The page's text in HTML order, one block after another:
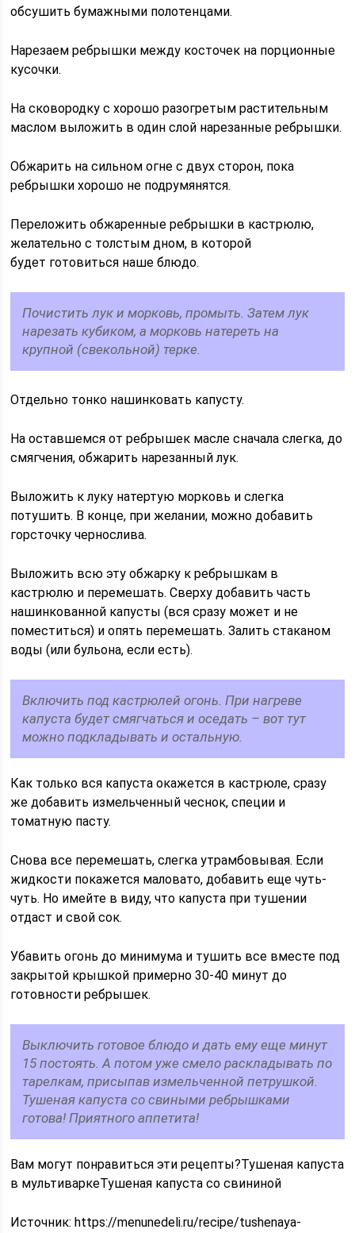
обсушить бумажными полотенцами.
Нарезаем ребрышки между косточек на порционные
кусочки.
На сковородку с хорошо разогретым растительным
маслом выложить в один слой нарезанные ребрышки.
Обжарить на сильном огне с двух сторон, пока
ребрышки хорошо не подрумянятся.
Переложить обжаренные ребрышки в кастрюлю,
желательно с толстым дном, в которой
будет готовиться наше блюдо.
Почистить лук и морковь, промыть. Затем лук
нарезать кубиком, а морковь натереть на
крупной (свекольной) терке.
Отдельно тонко нашинковать капусту.
На оставшемся от ребрышек масле сначала слегка, до
смягчения, обжарить нарезанный лук.
Выложить к луку натертую морковь и слегка
потушить. В конце, при желании, можно добавить
горсточку чернослива.
Выложить всю эту обжарку к ребрышкам в
кастрюлю и перемешать. Сверху добавить часть
нашинкованной капусты (вся сразу может и не
поместиться) и опять перемешать. Залить стаканом
воды (или бульона, если есть).
Включить под кастрюлей огонь. При нагреве
капуста будет смягчаться и оседать – вот тут
можно подкладывать и остальную.
Как только вся капуста окажется в кастрюле, сразу
же добавить измельченный чеснок, специи и
томатную пасту.
Снова все перемешать, слегка утрамбовывая. Если
жидкости покажется маловато, добавить еще чуть-
чуть. Но имейте в виду, что капуста при тушении
отдаст и свой сок.
Убавить огонь до минимума и тушить все вместе под
закрытой крышкой примерно 30-40 минут до
готовности ребрышек.
Выключить готовое блюдо и дать ему еще минут
15 постоять. А потом уже смело раскладывать по
тарелкам, присыпав измельченной петрушкой.
Тушеная капуста со свиными ребрышками
готова! Приятного аппетита!
Вам могут понравиться эти рецепты?Тушеная капуста
в мультиваркеТушеная капуста со свининой
Источник:https://menunedeli.ru/recipe/tushenaya-